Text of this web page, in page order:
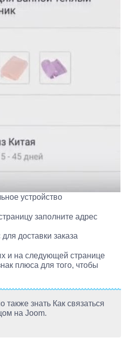
устройство
заполните адрес
доставки заказа
и на следующей странице
плюса для того, чтобы
также знать Как связаться
на Joom.